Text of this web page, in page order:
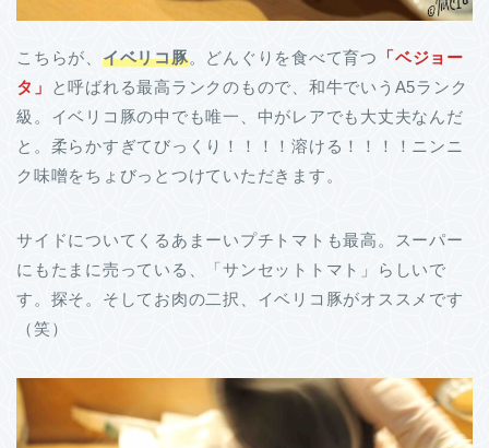
こちらが、 イベリコ豚。どんぐりを食べて育つ
「ベジョー
タ」
と呼ばれる最高ランクのもので、和牛でいうA5ランク
級。イベリコ豚の中でも唯一、中がレアでも大丈夫なんだ
と。柔らかすぎてびっくり！！！！溶ける！！！！ニンニ
ク味噌をちょびっとつけていただきます。
サイドについてくるあまーいプチトマトも最高。スーパー
にもたまに売っている、「サンセットトマト」らしいで
す。探そ。そしてお肉の二択、イベリコ豚がオススメです
（笑）